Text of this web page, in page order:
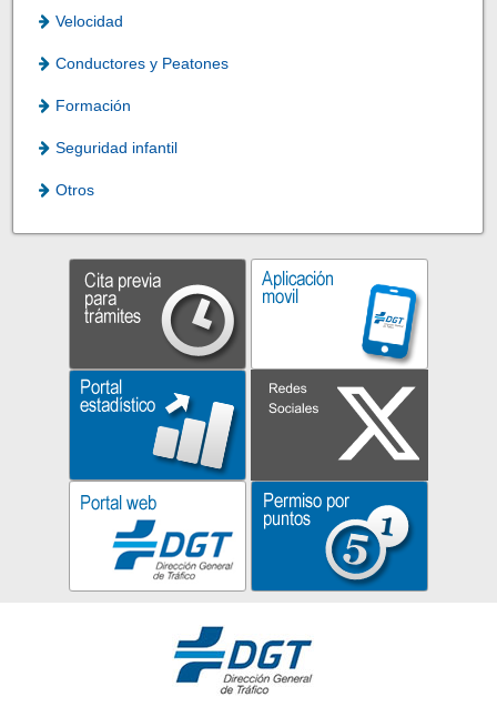
Velocidad
Conductores y Peatones
Formación
Seguridad infantil
Otros